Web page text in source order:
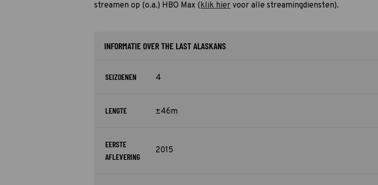
streamen op (o.a.) HBO Max (klik hier voor alle streamingdiensten).
INFORMATIE OVER THE LAST ALASKANS
SEIZOENEN 4
LENGTE ±46m
EERSTE
AFLEVERING
2015